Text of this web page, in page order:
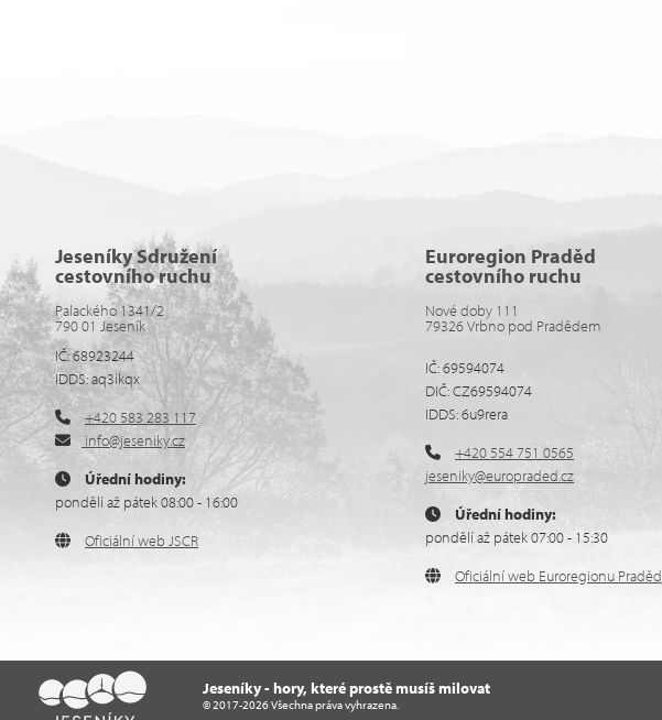
Jeseníky Sdružení
cestovního ruchu
Palackého 1341/2
790 01 Jeseník
IČ: 68923244
IDDS: aq3ikqx
+420 583 283 117
info@jeseniky.cz
Úřední hodiny:
pondělí až pátek 08:00 - 16:00
Oficiální web JSCR
Euroregion Praděd
cestovního ruchu
Nové doby 111
79326 Vrbno pod Pradědem
IČ: 69594074
DIČ: CZ69594074
IDDS: 6u9rera
+420 554 751 0565
jeseniky@europraded.cz
Úřední hodiny:
pondělí až pátek 07:00 - 15:30
Oficiální web Euroregionu Praděd
Jeseníky - hory, které prostě musíš milovat
© 2017-2026 Všechna práva vyhrazena.